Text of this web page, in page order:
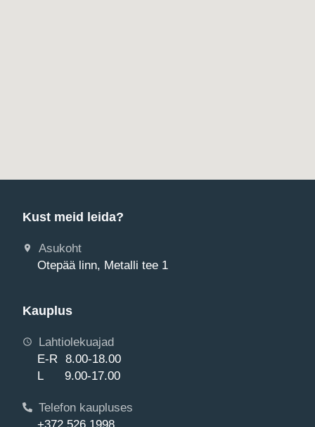
Kust meid leida?
Asukoht
Otepää linn, Metalli tee 1
Kauplus
Lahtiolekuajad
E-R 8.00-18.00
L 9.00-17.00
Telefon kaupluses
+372 526 1998